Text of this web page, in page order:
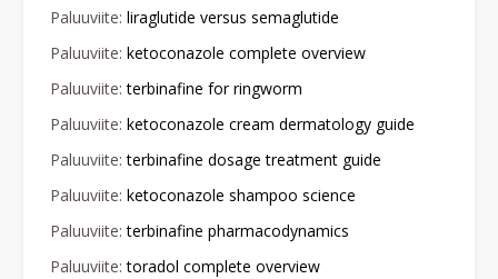
Paluuviite: liraglutide versus semaglutide
Paluuviite: ketoconazole complete overview
Paluuviite:terbinafine for ringworm
Paluuviite: ketoconazole cream dermatology guide
Paluuviite:terbinafine dosage treatment guide
Paluuviite: ketoconazole shampoo science
Paluuviite:terbinafine pharmacodynamics
Paluuviite:toradol complete overview